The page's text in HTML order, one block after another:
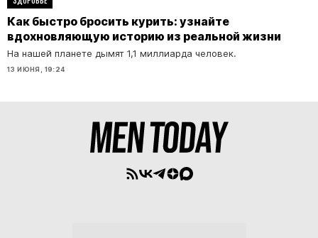
Как быстро бросить курить: узнайте
вдохновляющую историю из реальной жизни
На нашей планете дымят 1,1 миллиарда человек.
13 ИЮНЯ, 19:24